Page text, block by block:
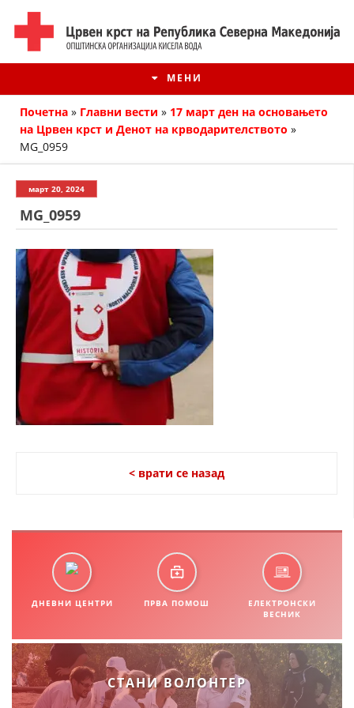
МЕНИ
ИСТОРИЈАТ НА ЦКРМ
ИСТОРИЈАТ НА ДВИЖЕЊЕТО
СТРУКТУРА НА ОРГАНИЗАЦИЈАТА
КОНТАКТ ИНФОРМАЦИИ
ЧЛЕНСТВО ВО ПРОФЕСИОНАЛНИ ТЕЛА
РАКОВОДЕН ОДБОР
СОБРАНИЕ
СТРУКТУРА И ОРГАНИЗАЦИОНА ПОСТАВЕНОСТ
Почетна » Главни вести » 17 март ден на основањето
на Црвен крст и Денот на крводарителството »
MG_0959
март 20, 2024
MG_0959
< врати се назад
ДНЕВНИ ЦЕНТРИ ПРВА ПОМОШ
ЕЛЕКТРОНСКИ
ВЕСНИК
СТАНИ ВОЛОНТЕР